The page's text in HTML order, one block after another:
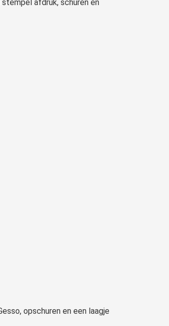
afdruk, schuren en
opschuren en een laagje